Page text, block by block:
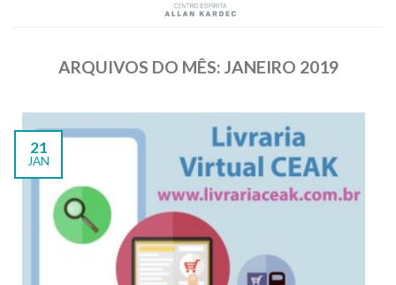
ARQUIVOS DO MÊS: JANEIRO 2019
21
JAN